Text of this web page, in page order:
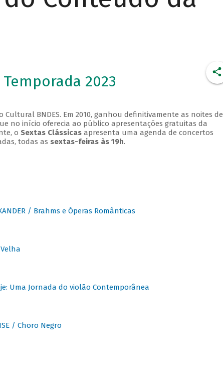
2023
BNDES. Em 2010, ganhou definitivamente as noites de
no início oferecia ao público apresentações gratuitas da
o Sextas Clássicasapresenta uma agenda de concertos
todas as sextas-feiras às 19h.
/ Brahms e Óperas Românticas
Uma Jornada do violão Contemporânea
/ Choro Negro